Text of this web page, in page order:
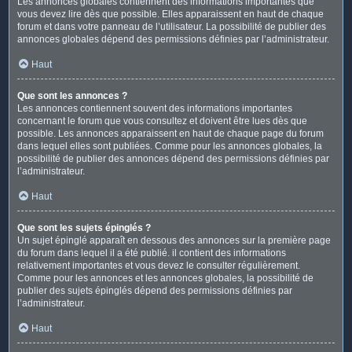
vous devez lire dès que possible. Elles apparaissent en haut de chaque
forum et dans votre panneau de l’utilisateur. La possibilité de publier des
annonces globales dépend des permissions définies par l’administrateur.
Haut
Que sont les annonces ?
Les annonces contiennent souvent des informations importantes
concernant le forum que vous consultez et doivent être lues dès que
possible. Les annonces apparaissent en haut de chaque page du forum
dans lequel elles sont publiées. Comme pour les annonces globales, la
possibilité de publier des annonces dépend des permissions définies par
l’administrateur.
Haut
Que sont les sujets épinglés ?
Un sujet épinglé apparaît en dessous des annonces sur la première page
du forum dans lequel il a été publié. il contient des informations
relativement importantes et vous devez le consulter régulièrement.
Comme pour les annonces et les annonces globales, la possibilité de
publier des sujets épinglés dépend des permissions définies par
l’administrateur.
Haut